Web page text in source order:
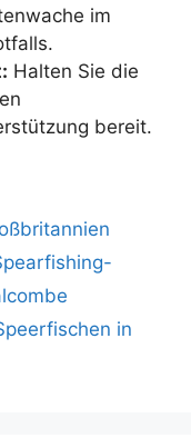
im
Halten Sie die
bereit.
in